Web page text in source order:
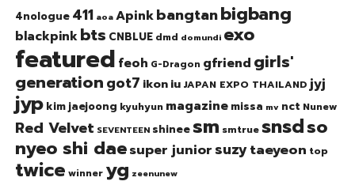
4nologue 411 aoa Apinkbangtanbigbang
blackpinkbts CNBLUE dmd domundi exo
featured feoh G-Dragon gfriend girls'
generationgot7 ikoniu JAPAN EXPO THAILAND jyj
jyp kim jaejoong kyuhyun magazine missa mv nct Nunew
Red Velvet SEVENTEEN shinee sm smtrue snsdso
nyeo shi daesuper junior suzytaeyeon top
twice winner yg zeenunew